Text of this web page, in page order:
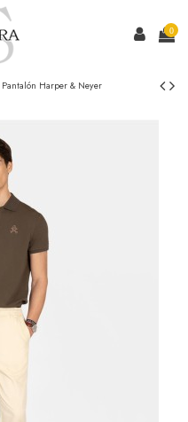
0
Pantalón Harper & Neyer